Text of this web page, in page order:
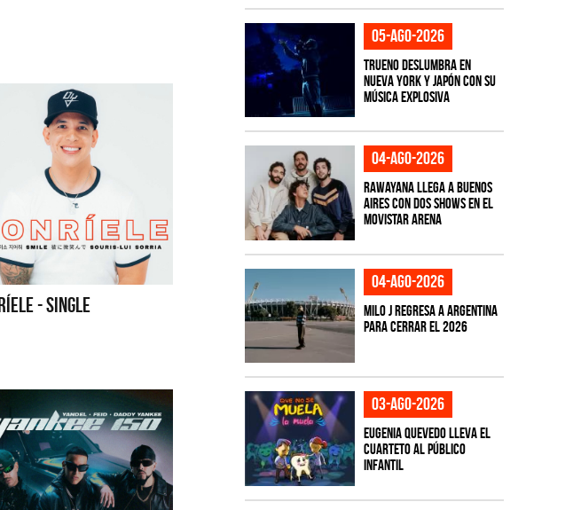
- SINGLE
05-ago-2026
TRUENO deslumbra en
Nueva York y Japón con su
música explosiva
04-ago-2026
Rawayana llega a Buenos
Aires con dos shows en el
Movistar Arena
04-ago-2026
Milo J regresa a Argentina
para cerrar el 2026
03-ago-2026
Eugenia Quevedo lleva el
cuarteto al público
infantil